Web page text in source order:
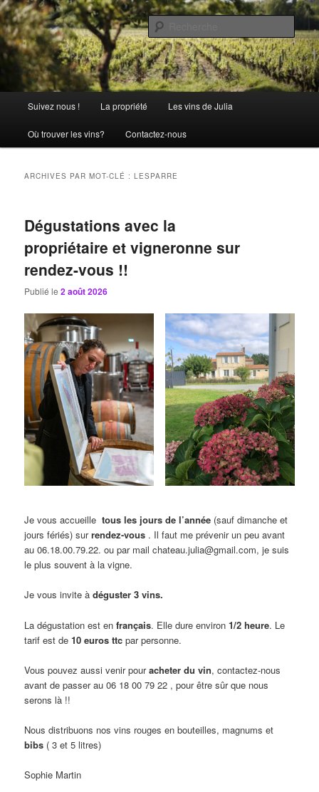
Aller
au
contenu
principal
Aller
au
contenu
secondaireChâteau Julia
La passion comme tradition
principal
Suivez nous ! La propriété Les vins de Julia
Où trouver les vins? Contactez-nous
ARCHIVES PAR MOT-CLÉ :LESPARRE
Dégustations avec la
propriétaire et vigneronne sur
rendez-vous !!
Publié le2 août 2026
Je vous accueille tous les jours de l’année (sauf dimanche et
jours fériés) surrendez-vous . Il faut me prévenir un peu avant
au 06.18.00.79.22. ou par mail chateau.julia@gmail.com, je suis
le plus souvent à la vigne.
Je vous invite àdéguster 3 vins.
La dégustation est enfrançais. Elle dure environ1/2 heure. Le
tarif est de10 euros ttcpar personne.
Vous pouvez aussi venir pouracheter du vin, contactez-nous
avant de passer au 06 18 00 79 22 , pour être sûr que nous
serons là !!
Nous distribuons nos vins rouges en bouteilles, magnums et
bibs ( 3 et 5 litres)
Sophie Martin